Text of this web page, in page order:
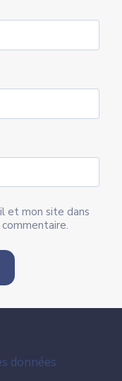
et mon site dans
données